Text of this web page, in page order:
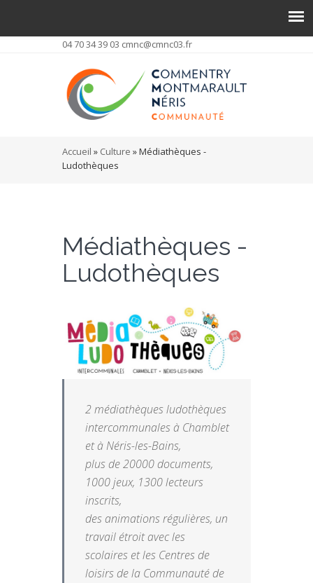
04 70 34 39 03 cmnc@cmnc03.fr
Vous êtes ici
Accueil » Culture » Médiathèques -
Ludothèques
Médiathèques -
Ludothèques
2 médiathèques ludothèques
intercommunales à Chamblet
et à Néris-les-Bains,
plus de 20000 documents,
1000 jeux, 1300 lecteurs
inscrits,
des animations régulières, un
travail étroit avec les
scolaires et les Centres de
loisirs de la Communauté de